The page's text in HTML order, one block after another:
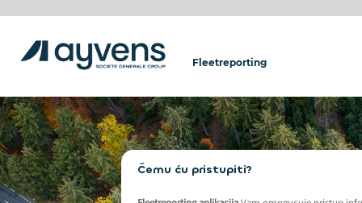
Fleetreporting
Čemu ću pristupiti?